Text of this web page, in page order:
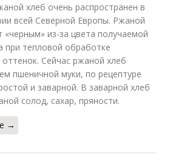
хлеб очень распространен в
всей Северной Европы. Ржаной
из-за цвета получаемой
при тепловой обработке
Сейчас ржаной хлеб
пшеничной муки, по рецептуре
и заварной. В заварной хлеб
солод, сахар, пряности.
→